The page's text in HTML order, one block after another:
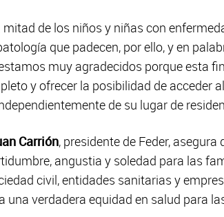
mitad de los niños y niñas con
que padecen, por ello, y en
muy agradecidos porque esta
y ofrecer la posibilidad de acceder
de su lugar de
Carrión, presidente de Feder,
angustia y soledad para las
civil, entidades sanitarias y
una verdadera equidad en salud para